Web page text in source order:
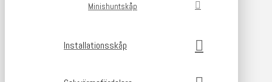
Minishuntskåp
Installationsskåp